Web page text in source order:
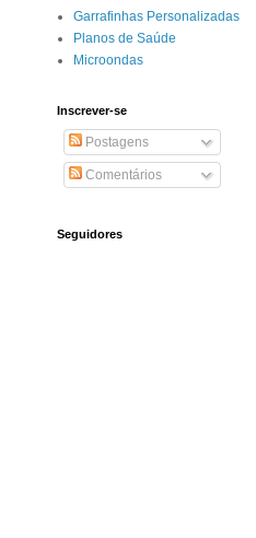
Garrafinhas Personalizadas
Planos de Saúde
Microondas
Inscrever-se
Postagens
Comentários
Seguidores